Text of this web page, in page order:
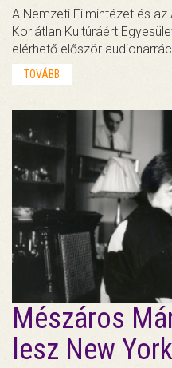
A Nemzeti Filmintézet és az
Korlátlan Kultúráért
elérhető először
TOVÁBB
Mészáros
lesz New